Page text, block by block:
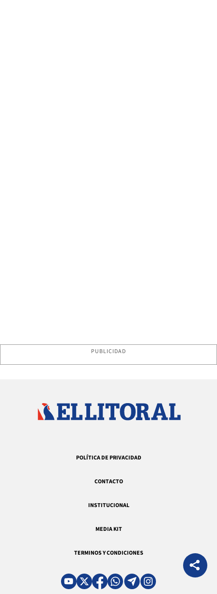
PUBLICIDAD
POLÍTICA DE PRIVACIDAD
CONTACTO
INSTITUCIONAL
MEDIA KIT
TERMINOS Y CONDICIONES